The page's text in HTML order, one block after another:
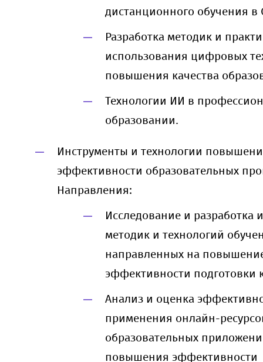
дистанционного обучения в
Разработка методик и
использования цифровых
повышения качества
Технологии ИИ в
образовании.
Инструменты и технологии
эффективности образовательных
Направления:
Исследование и разработка
методик и технологий
направленных на
эффективности подготовки
Анализ и оценка
применения онлайн-
образовательных
повышения эффективности